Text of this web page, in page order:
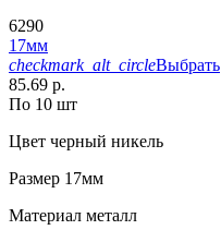
6290
17мм
checkmark_alt_circleВыбрать
85.69 р.
По 10 шт
Цвет черный никель
Размер 17мм
Материал металл